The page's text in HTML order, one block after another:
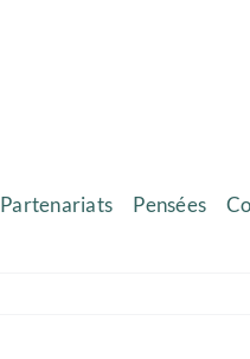
Partenariats Pensées